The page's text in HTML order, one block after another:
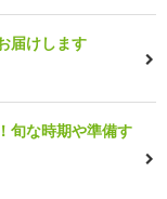
届けします
旬な時期や準備す